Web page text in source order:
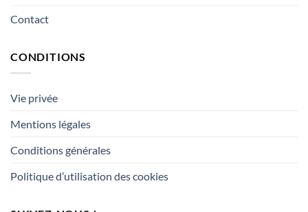
Contact
CONDITIONS
Vie privée
Mentions légales
Conditions générales
Politique d’utilisation des cookies